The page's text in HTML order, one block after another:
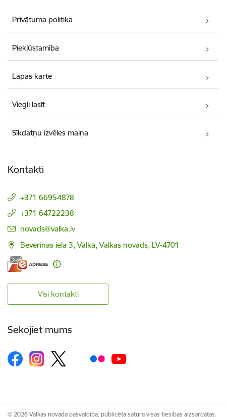
Privātuma politika
Piekļūstamība
Lapas karte
Viegli lasīt
Sīkdatņu izvēles maiņa
Kontakti
+371 66954878
+371 64722238
E-pasts:
novads@valka.lv
Beverīnas iela 3, Valka, Valkas novads, LV-4701
Visi kontakti
Sekojiet mums
© 2026 Valkas novada pašvaldība, publicētā satura visas tiesības aizsargātas.